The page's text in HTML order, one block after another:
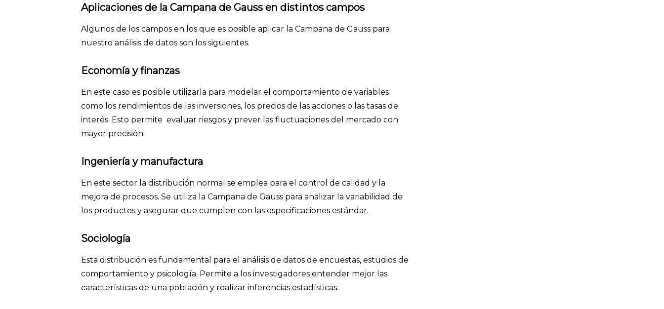
Aplicaciones de la Campana de Gauss en distintos campos
Algunos de los campos en los que es posible aplicar la Campana de Gauss para
nuestro análisis de datos son los siguientes.
Economía y finanzas
En este caso es posible utilizarla para modelar el comportamiento de variables
como los rendimientos de las inversiones, los precios de las acciones o las tasas de
interés. Esto permite evaluar riesgos y prever las fluctuaciones del mercado con
mayor precisión.
Ingeniería y manufactura
En este sector la distribución normal se emplea para el control de calidad y la
mejora de procesos. Se utiliza la Campana de Gauss para analizar la variabilidad de
los productos y asegurar que cumplen con las especificaciones estándar.
Sociología
Esta distribución es fundamental para el análisis de datos de encuestas, estudios de
comportamiento y psicología. Permite a los investigadores entender mejor las
características de una población y realizar inferencias estadísticas.